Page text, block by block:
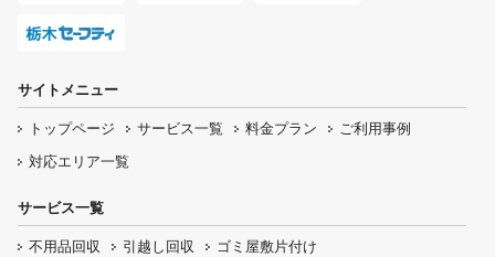
サイトメニュー
トップページ サービス一覧 料金プラン
ご利用事例
対応エリア一覧
サービス一覧
不用品回収 引越し回収
ゴミ屋敷片付け